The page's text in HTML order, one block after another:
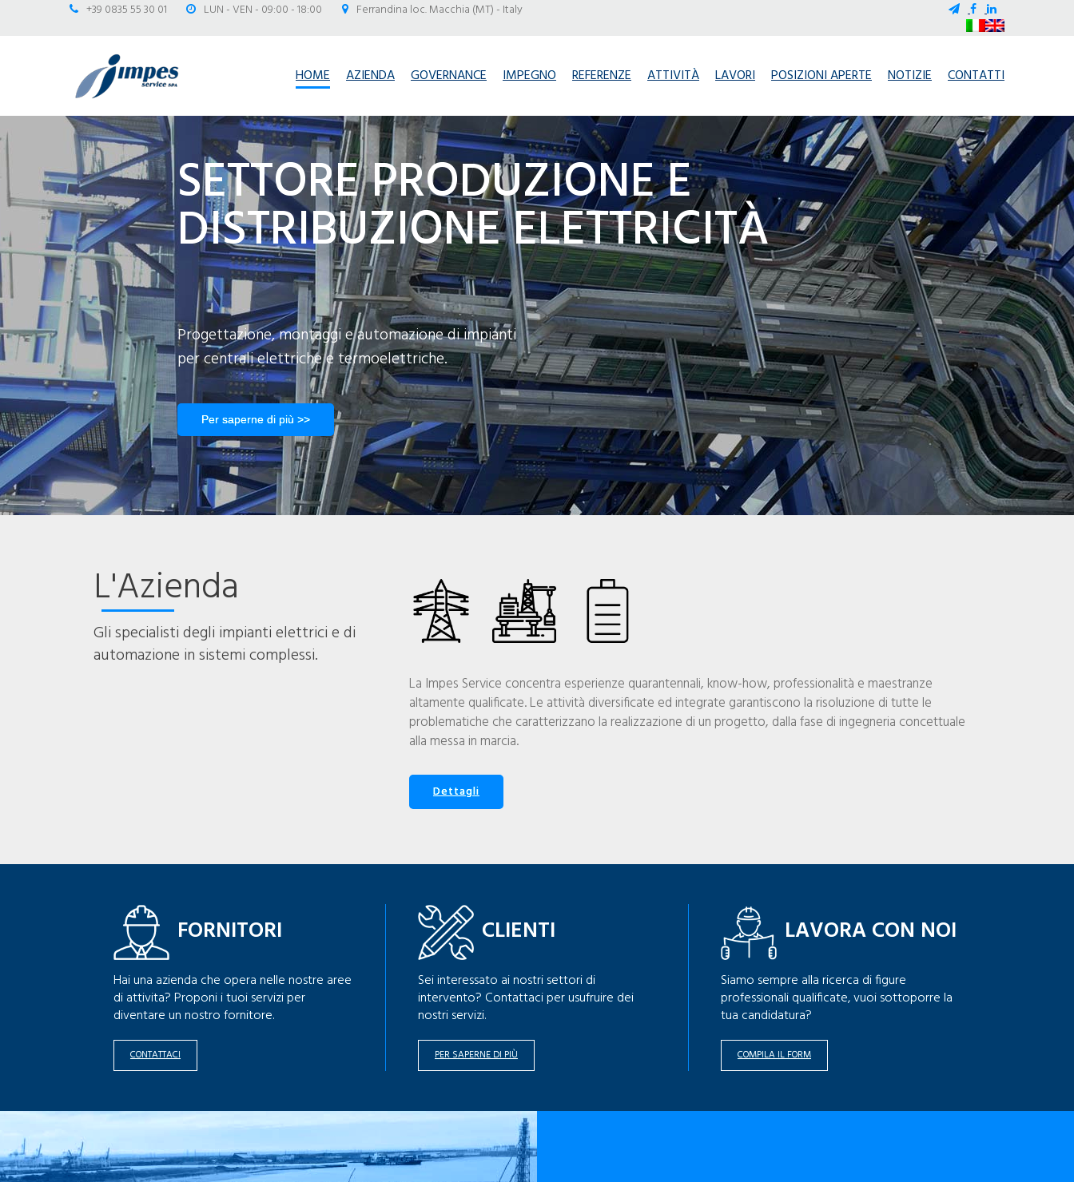
+39 0835 55 30 01 LUN - VEN - 09:00 - 18:00 Ferrandina loc. Macchia (MT) - Italy
HOME AZIENDA GOVERNANCE IMPEGNO REFERENZE ATTIVITÀ LAVORI POSIZIONI APERTE NOTIZIE CONTATTI
SETTORE PRODUZIONE E
DISTRIBUZIONE ELETTRICITÀ
Progettazione, montaggi e automazione di impianti
per centrali elettriche e termoelettriche.
Per saperne di più >>
L'Azienda
Gli specialisti degli impianti elettrici e di
automazione in sistemi complessi.
La Impes Service concentra esperienze quarantennali, know-how, professionalità e maestranze
altamente qualificate. Le attività diversificate ed integrate garantiscono la risoluzione di tutte le
problematiche che caratterizzano la realizzazione di un progetto, dalla fase di ingegneria concettuale
alla messa in marcia.
Dettagli
FORNITORI
Hai una azienda che opera nelle nostre aree
di attivita? Proponi i tuoi servizi per
diventare un nostro fornitore.
CONTATTACI
CLIENTI
Sei interessato ai nostri settori di
intervento? Contattaci per usufruire dei
nostri servizi.
PER SAPERNE DI PIÙ
LAVORA CON NOI
Siamo sempre alla ricerca di figure
professionali qualificate, vuoi sottoporre la
tua candidatura?
COMPILA IL FORM